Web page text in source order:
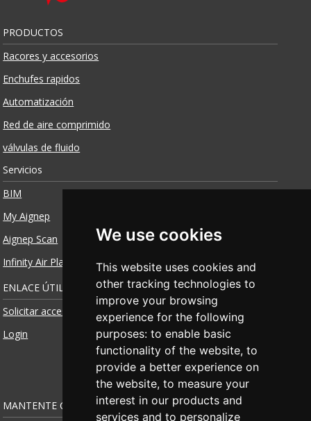
We use cookies
This website uses cookies and
other tracking technologies to
improve your browsing
experience for the following
purposes: to enable basic
functionality of the website, to
provide a better experience on
the website, to measure your
interest in our products and
services and to personalize
PRODUCTOS
Racores y accesorios
Enchufes rapidos
Automatización
Red de aire comprimido
válvulas de fluido
Servicios
BIM
My Aignep
Aignep Scan
Infinity Air Planner
ENLACE ÚTIL
Solicitar acceso
Login
MANTENTE CONECTADO